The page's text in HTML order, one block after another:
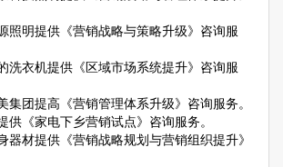
照明提供《营销战略与策略升级》咨询服
洗衣机提供《区域市场系统提升》咨询服
集团提高《营销管理体系升级》咨询服务。
供《家电下乡营销试点》咨询服务。
器材提供《营销战略规划与营销组织提升》